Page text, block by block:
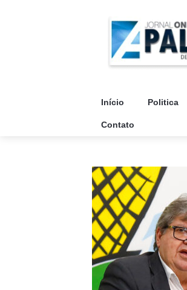
Início Politica
Contato